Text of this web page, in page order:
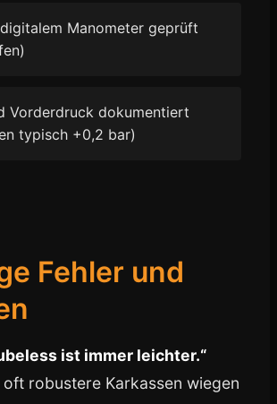
Manometer geprüft
Vorderdruck dokumentiert
typisch +0,2 bar)
Fehler und
ist immer leichter.“
oft robustere Karkassen wiegen